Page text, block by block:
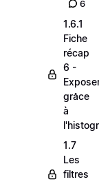
6
1.6.1
Fiche
récap
6 -
grâce
à
1.7
Les
filtres